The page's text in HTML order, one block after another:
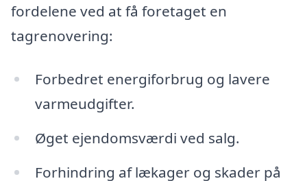
fordelene ved at få foretaget en
tagrenovering:
Forbedret energiforbrug og lavere
varmeudgifter.
Øget ejendomsværdi ved salg.
Forhindring af lækager og skader på